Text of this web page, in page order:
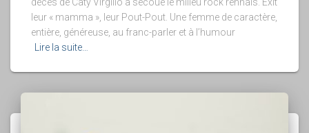
leur « mamma », leur Pout-Pout. Une femme de caractère,
entière, généreuse, au franc-parler et à l’humour
Lire la suite…